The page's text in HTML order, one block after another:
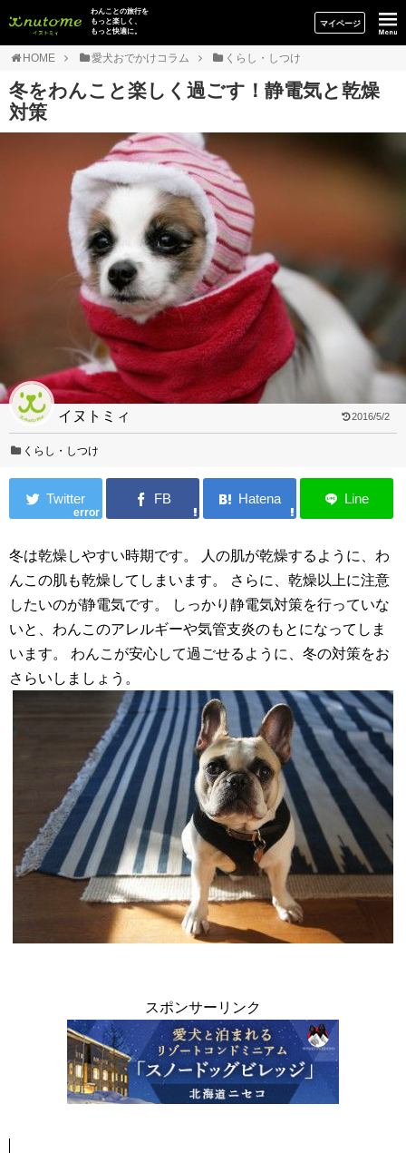
イヌトミィ
わんことの旅行を
もっと楽しく、
もっと快適に。
マイページ
HOME 愛犬おでかけコラム くらし・しつけ
冬をわんこと楽しく過ごす！静電気と乾燥
対策
イヌトミィ 2016/5/2
くらし・しつけ
error
冬は乾燥しやすい時期です。 人の肌が乾燥するように、わ
んこの肌も乾燥してしまいます。 さらに、乾燥以上に注意
したいのが静電気です。 しっかり静電気対策を行っていな
いと、わんこのアレルギーや気管支炎のもとになってしま
います。 わんこが安心して過ごせるように、冬の対策をお
さらいしましょう。
スポンサーリンク